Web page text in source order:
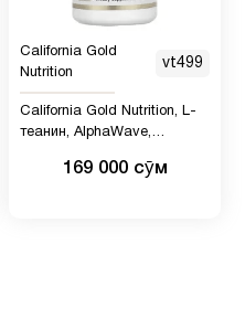
California Gold
Nutrition
vt499
California Gold Nutrition, L-
теанин, AlphaWave,
успокоение, 100 мг, 60
169 000 сӯм